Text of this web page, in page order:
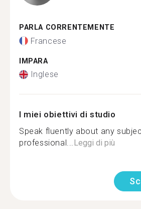
PARLA CORRENTEMENTE
Francese
IMPARA
Inglese
I miei obiettivi di studio
Speak fluently about any
professional...Leggi di più